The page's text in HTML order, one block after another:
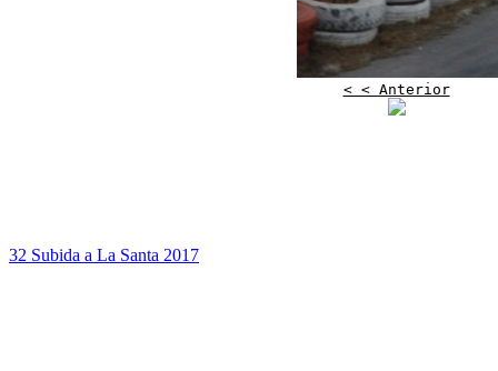
< < Anterior
32 Subida a La Santa 2017